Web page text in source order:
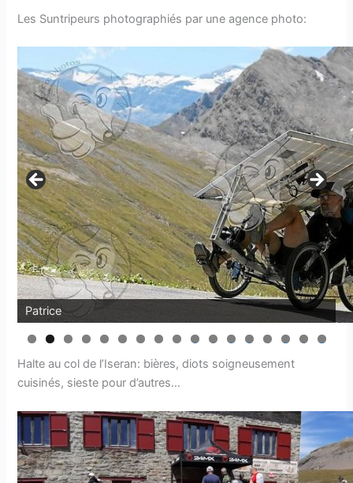
Les Suntripeurs photographiés par une agence photo:
Patrice
0 1 2 3 4 5 6
7
Halte au col de l’Iseran: bières, diots soigneusement
cuisinés, sieste pour d’autres…